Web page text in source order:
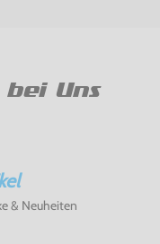
Uns
& Neuheiten